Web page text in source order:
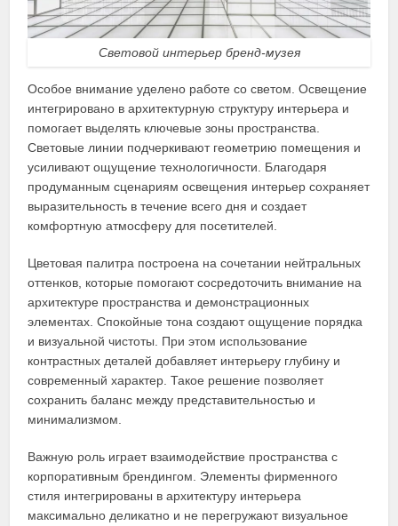
Световой интерьер бренд-музея
Особое внимание уделено работе со светом. Освещение
интегрировано в архитектурную структуру интерьера и
помогает выделять ключевые зоны пространства.
Световые линии подчеркивают геометрию помещения и
усиливают ощущение технологичности. Благодаря
продуманным сценариям освещения интерьер сохраняет
выразительность в течение всего дня и создает
комфортную атмосферу для посетителей.
Цветовая палитра построена на сочетании нейтральных
оттенков, которые помогают сосредоточить внимание на
архитектуре пространства и демонстрационных
элементах. Спокойные тона создают ощущение порядка
и визуальной чистоты. При этом использование
контрастных деталей добавляет интерьеру глубину и
современный характер. Такое решение позволяет
сохранить баланс между представительностью и
минимализмом.
Важную роль играет взаимодействие пространства с
корпоративным брендингом. Элементы фирменного
стиля интегрированы в архитектуру интерьера
максимально деликатно и не перегружают визуальное